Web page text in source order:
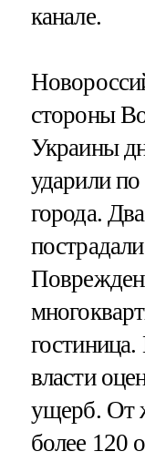
канале.
стороны
Украины
ударили
города.
власти
ущерб. От
более 120